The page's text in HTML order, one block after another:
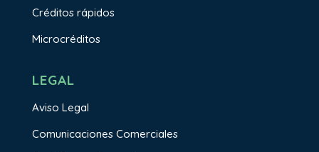
Créditos rápidos
Microcréditos
LEGAL
Aviso Legal
Comunicaciones Comerciales